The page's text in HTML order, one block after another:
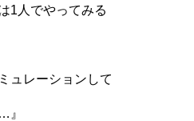
1人でやってみる
ュレーションして
』